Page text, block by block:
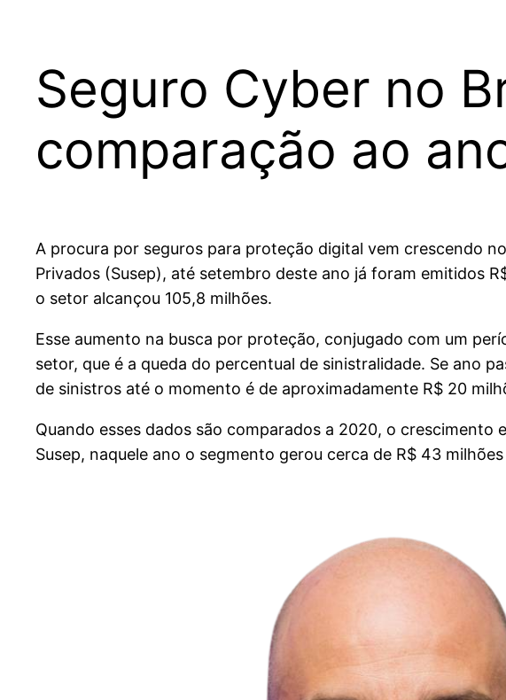
Seguro Cyber no
comparação ao
A procura por seguros para proteção digital vem crescendo
Privados (Susep), até setembro deste ano já foram emitidos
o setor alcançou 105,8 milhões.
Esse aumento na busca por proteção, conjugado com um
setor, que é a queda do percentual de sinistralidade. Se ano
de sinistros até o momento é de aproximadamente R$ 20
Quando esses dados são comparados a 2020, o
Susep, naquele ano o segmento gerou cerca de R$ 43